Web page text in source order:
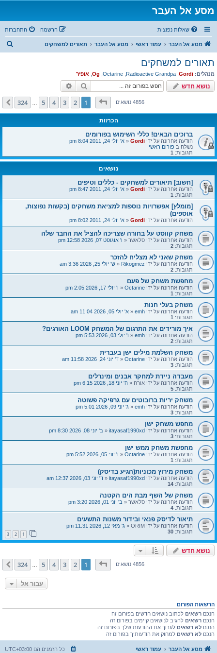
מסע אל העבר
שאלות נפוצות התחברות הרשמה
מסע אל העבר עמוד ראשי מסע אל העבר תאורים למשחקים
ח
תאורים למשחקים
מנהלים: Gordi
,
Radioactive Grandpa
,
Octarine
,
Og
, אופיר
נושא חדש חיפוש
4856 נושאיםדף1מתוך 324
1
2
3
4
5
324 הבא
הכרזות
ברוכים הבאים! כללי השימוש בפורומים
הודעה אחרונה על ידי Gordi
«א' יולי 24, 2011 8:04 pm
נשלח בפורום ראשי
תגובות: 1
נושאים
[חשוב] תיאורים למשחקים - כללים וטיפים
הודעה אחרונה על ידי Gordi
«א' יולי 24, 2011 8:47 pm
תגובות: 1
[מומלץ] אפשרויות נוספות למציאת משחקים (בקשות נפוצות,
אוספים)
הודעה אחרונה על ידי Gordi
«א' יולי 24, 2011 8:02 pm
משחק קווסט על בחורה שצריכה להציל את החבר שלה
הודעה אחרונה על ידי סלאשר«ו' אוגוסט 07, 2026 12:58 pm
תגובות: 2
משחק שאני לא מצליח להזכר
הודעה אחרונה על ידי Rikogmez
«ש' יולי 25, 2026 3:36 am
תגובות: 2
מחפשת משחק של פעם
הודעה אחרונה על ידי Octarine
«ו' יולי 17, 2026 2:05 pm
תגובות: 1
משחק בעלי חנות
הודעה אחרונה על ידי emh
«א' יולי 05, 2026 11:04 am
תגובות: 1
איך מורידים את התרגום של המשחק LOOM האורגים?
הודעה אחרונה על ידי emh
«ו' יולי 03, 2026 5:53 pm
תגובות: 2
משחק השלמת מילים ישן בעברית
הודעה אחרונה על ידי Octarine
«ד' יוני 24, 2026 11:58 am
תגובות: 3
מעבדה ניידת למחקר אבנים ומינרלים
הודעה אחרונה על ידי אורח«ה' יוני 18, 2026 6:15 pm
תגובות: 5
משחק יריות ברובוטים עם גרפיקה פשוטה
הודעה אחרונה על ידי emh
«ג' יוני 09, 2026 5:01 pm
תגובות: 3
מחפש משחק ישן
הודעה אחרונה על ידי itayasaf1990xd
«ב' יוני 08, 2026 8:30 pm
תגובות: 3
מחפשת משחק ממש ישן
הודעה אחרונה על ידי Octarine
«ו' יוני 05, 2026 5:52 pm
תגובות: 1
משחק מירוץ מכוניות(הגיע בדיסק)
הודעה אחרונה על ידי itayasaf1990xd
«ד' יוני 03, 2026 12:37 am
תגובות: 14
משחק של השף מבת הים הקטנה
הודעה אחרונה על ידי סלאשר«ב' יוני 01, 2026 3:20 pm
תגובות: 4
תיאור לדיסק פנאי ובידור משנות התשעים
הודעה אחרונה על ידי ORIM
«ג' מאי 12, 2026 11:31 pm
תגובות: 30
2
3
נושא חדש
4856 נושאיםדף1מתוך 324
1
2
3
4
5
324 הבא
עבור אל
הרשאות הפורום
הנכם רשאיםלכתוב נושאים חדשים בפורום זה
הנכם רשאיםלהגיב לנושאים קיימים בפורום זה
הנכם לא רשאיםלערוך את ההודעות שלך בפורום זה
הנכם לא רשאיםלמחוק את הודעותיך בפורום זה
מסע אל העבר עמוד ראשי כל הזמנים הם UTC+03:00